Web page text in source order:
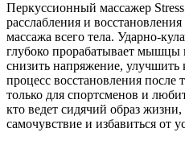
Перкуссионный массажер
расслабления и
массажа всего тела. Ударно-
глубоко прорабатывает мышцы
снизить напряжение, улучшить
процесс восстановления после
только для спортсменов и
кто ведет сидячий образ
самочувствие и избавиться от